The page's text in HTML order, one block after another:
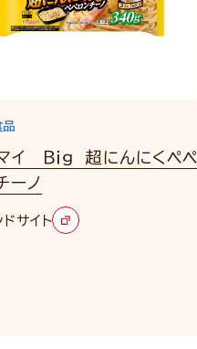
イ Ｂｉｇ 超にんにくペペ
ーノ
サイト